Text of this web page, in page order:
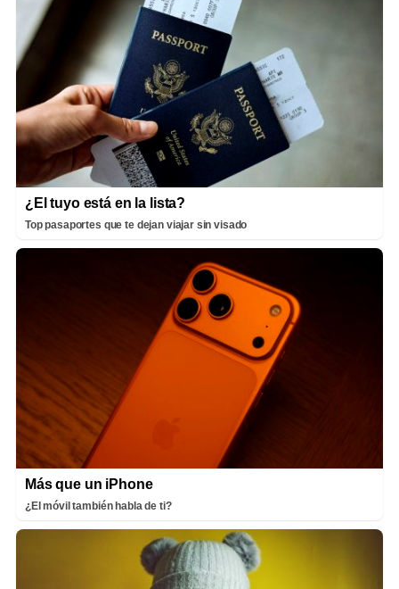
¿El tuyo está en la lista?
Top pasaportes que te dejan viajar sin visado
Más que un iPhone
¿El móvil también habla de ti?